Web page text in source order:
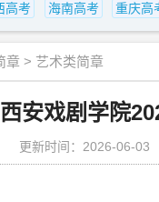
高考 海南高考 重庆高
章 > 艺术类简章
西安戏剧学院
更新时间：2026-06-03